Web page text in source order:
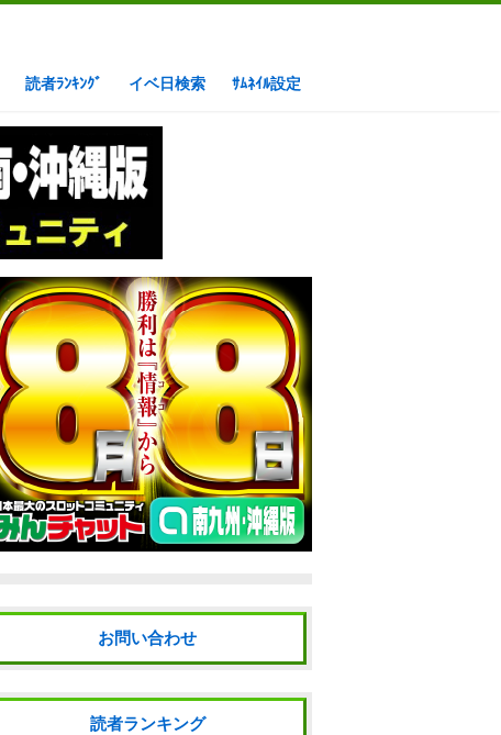
読者ﾗﾝｷﾝｸﾞ イベ日検索 ｻﾑﾈｲﾙ設定
お問い合わせ
読者ランキング